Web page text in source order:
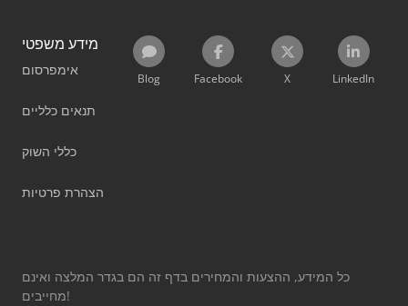
מידע משפטי
אימפרסום
תנאים כלליים
כללי השוק
הצהרת פרטיות
Blog Facebook X LinkedIn
כל המידע, ההצעות והמחירים בדף זה הם בגדר המלצה ואינם
מחייבים!